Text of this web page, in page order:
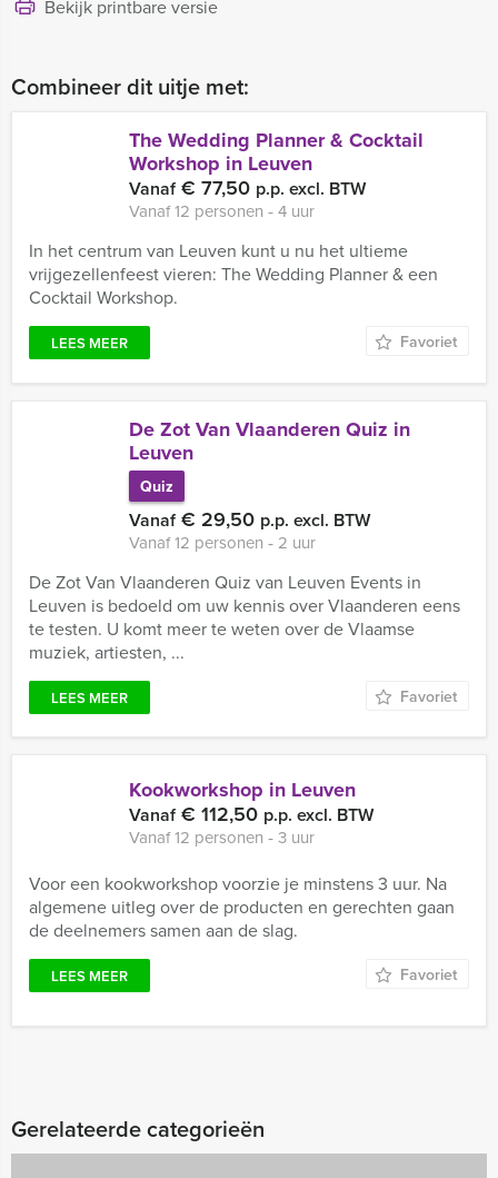
Bekijk printbare versie
Combineer dit uitje met:
The Wedding Planner & Cocktail
Workshop in Leuven
Vanaf€ 77,50 p.p. excl. BTW
Vanaf 12 personen ‐ 4 uur
In het centrum van Leuven kunt u nu het ultieme
vrijgezellenfeest vieren: The Wedding Planner & een
Cocktail Workshop.
LEES MEER Favoriet
De Zot Van Vlaanderen Quiz in
Leuven
Quiz
Vanaf€ 29,50 p.p. excl. BTW
Vanaf 12 personen ‐ 2 uur
De Zot Van Vlaanderen Quiz van Leuven Events in
Leuven is bedoeld om uw kennis over Vlaanderen eens
te testen. U komt meer te weten over de Vlaamse
muziek, artiesten, ...
LEES MEER Favoriet
Kookworkshop in Leuven
Vanaf€ 112,50 p.p. excl. BTW
Vanaf 12 personen ‐ 3 uur
Voor een kookworkshop voorzie je minstens 3 uur. Na
algemene uitleg over de producten en gerechten gaan
de deelnemers samen aan de slag.
LEES MEER Favoriet
Gerelateerde categorieën